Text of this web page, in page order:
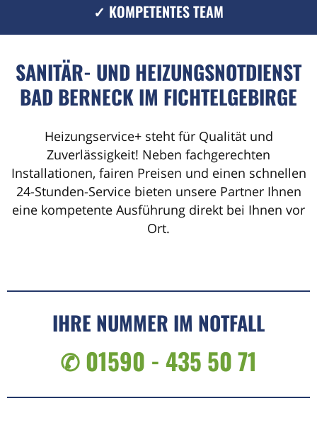
✓ KOMPETENTES TEAM
SANITÄR- UND HEIZUNGSNOTDIENST
BAD BERNECK IM FICHTELGEBIRGE
Heizungservice+ steht für Qualität und
Zuverlässigkeit! Neben fachgerechten
Installationen, fairen Preisen und einen schnellen
24-Stunden-Service bieten unsere Partner Ihnen
eine kompetente Ausführung direkt bei Ihnen vor
Ort.
IHRE NUMMER IM NOTFALL
✆ 01590 - 435 50 71